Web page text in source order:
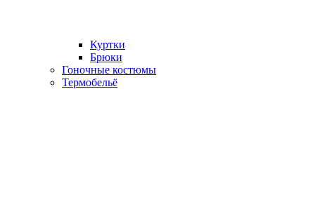
Куртки
Брюки
Гоночные костюмы
Термобельё